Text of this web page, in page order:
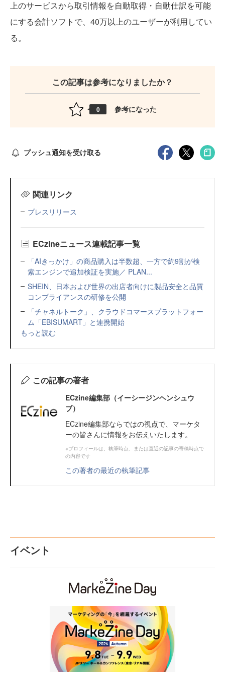
上のサービスから取引情報を自動取得・自動仕訳を可能
にする会計ソフトで、40万以上のユーザーが利用してい
る。
この記事は参考になりましたか？
0 参考になった
プッシュ通知を受け取る
関連リンク
プレスリリース
ECzineニュース連載記事一覧
「AIきっかけ」の商品購入は半数超、一方で約9割が検
索エンジンで追加検証を実施／ PLAN...
SHEIN、日本および世界の出店者向けに製品安全と品質
コンプライアンスの研修を公開
「チャネルトーク」、クラウドコマースプラットフォー
ム「EBISUMART」と連携開始
もっと読む
この記事の著者
ECzine編集部（イーシージンヘンシュウ
ブ）
ECzine編集部ならではの視点で、マーケタ
ーの皆さんに情報をお伝えいたします。
※プロフィールは、執筆時点、または直近の記事の寄稿時点で
の内容です
この著者の最近の執筆記事
イベント